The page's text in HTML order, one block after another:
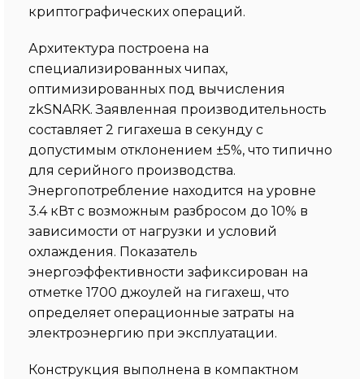
криптографических операций.
Архитектура построена на
специализированных чипах,
оптимизированных под вычисления
zkSNARK. Заявленная производительность
составляет 2 гигахеша в секунду с
допустимым отклонением ±5%, что типично
для серийного производства.
Энергопотребление находится на уровне
3.4 кВт с возможным разбросом до 10% в
зависимости от нагрузки и условий
охлаждения. Показатель
энергоэффективности зафиксирован на
отметке 1700 джоулей на гигахеш, что
определяет операционные затраты на
электроэнергию при эксплуатации.
Конструкция выполнена в компактном